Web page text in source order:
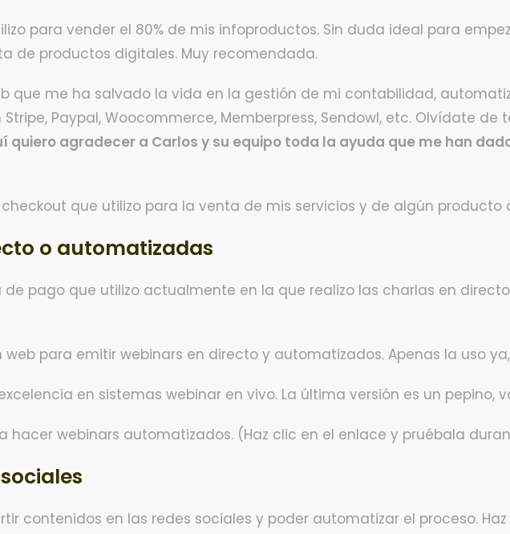
para vender el 80% de mis infoproductos. Sin duda ideal para
de productos digitales. Muy recomendada.
que me ha salvado la vida en la gestión de mi contabilidad,
Paypal, Woocommerce, Memberpress, Sendowl, etc. Olvídate
quiero agradecer a Carlos y su equipo toda la ayuda que me han
checkout que utilizo para la venta de mis servicios y de algún producto
o automatizadas
pago que utilizo actualmente en la que realizo las charlas en
para emitir webinars en directo y automatizados. Apenas la uso
en sistemas webinar en vivo. La última versión es un pepino,
hacer webinars automatizados. (Haz clic en el enlace y pruébala
contenidos en las redes sociales y poder automatizar el proceso.